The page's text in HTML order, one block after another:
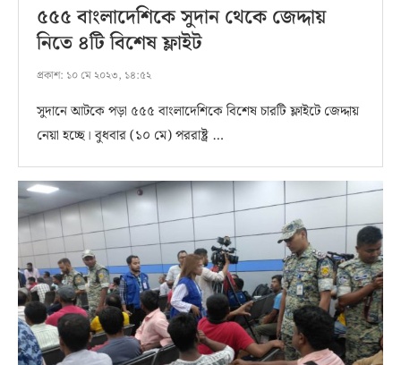
৫৫৫ বাংলাদেশিকে সুদান থেকে জেদ্দায়
নিতে ৪টি বিশেষ ফ্লাইট
প্রকাশ: ১০ মে ২০২৩, ১৪:৫২
সুদানে আটকে পড়া ৫৫৫ বাংলাদেশিকে বিশেষ চারটি ফ্লাইটে জেদ্দায়
নেয়া হচ্ছে। বুধবার (১০ মে) পররাষ্ট্র …